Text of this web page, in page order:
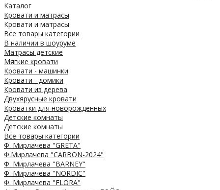
Каталог
Кровати и матрасы
Кровати и матрасы
Все товары категории
В наличии в шоуруме
Матрасы детские
Мягкие кровати
Кровати - машинки
Кровати - домики
Кровати из дерева
Двухярусные кровати
Кроватки для новорожденных
Детские комнаты
Детские комнаты
Все товары категории
Ф. Мирлачева "GRETA"
Ф.Мирлачева "CARBON-2024"
Ф. Мирлачева "BARNEY"
Ф. Мирлачева "NORDIC"
Ф. Мирлачева "FLORA"